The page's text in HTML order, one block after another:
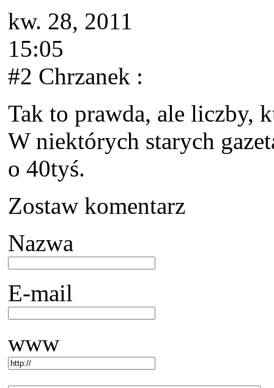
kw. 28, 2011
15:05
#2 Chrzanek :
Tak to prawda, ale liczby,
W niektórych starych
o 40tyś.
Zostaw komentarz
Nazwa
E-mail
www